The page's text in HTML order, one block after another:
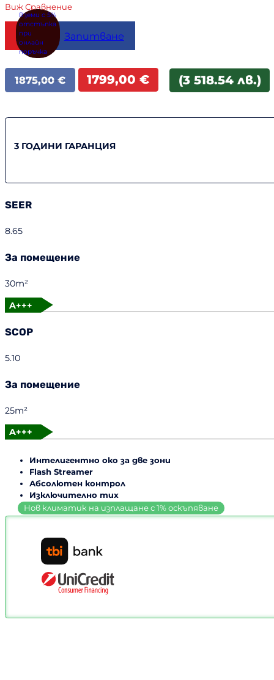
Виж Сравнение
Купи Запитване
1875,00€
Original
price
1875,00 €.
1799,00€
Текущата
цена
1799,00 €.
(3 518.54 лв.)
3 ГОДИНИ ГАРАНЦИЯ
SEER
8.65
За помещение
30m²
A+++
SCOP
5.10
За помещение
25m²
A+++
Интелигентно око за две зони
Flash Streamer
Абсолютен контрол
Изключително тих